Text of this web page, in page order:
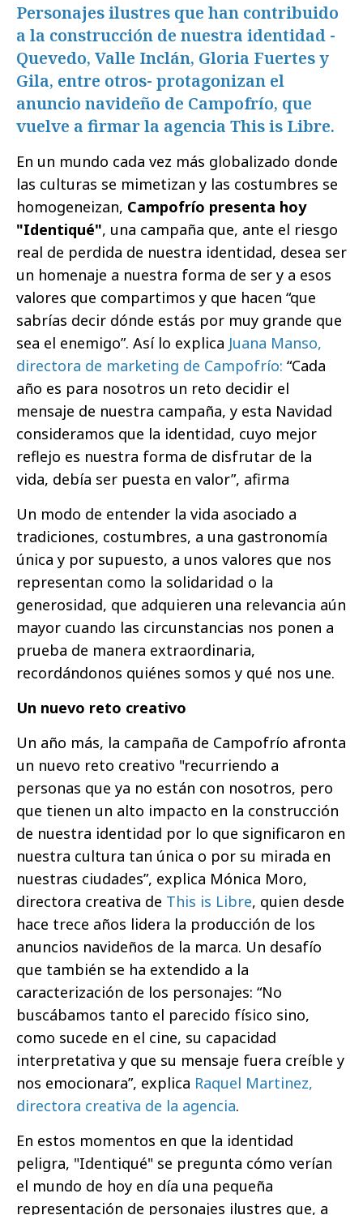
Personajes ilustres que han contribuido
a la construcción de nuestra identidad -
Quevedo, Valle Inclán, Gloria Fuertes y
Gila, entre otros- protagonizan el
anuncio navideño de Campofrío, que
vuelve a firmar la agencia This is Libre.
En un mundo cada vez más globalizado donde
las culturas se mimetizan y las costumbres se
homogeneizan, Campofrío presenta hoy
"Identiqué", una campaña que, ante el riesgo
real de perdida de nuestra identidad, desea ser
un homenaje a nuestra forma de ser y a esos
valores que compartimos y que hacen “que
sabrías decir dónde estás por muy grande que
sea el enemigo”. Así lo explica Juana Manso,
directora de marketing de Campofrío: “Cada
año es para nosotros un reto decidir el
mensaje de nuestra campaña, y esta Navidad
consideramos que la identidad, cuyo mejor
reflejo es nuestra forma de disfrutar de la
vida, debía ser puesta en valor”, afirma
Un modo de entender la vida asociado a
tradiciones, costumbres, a una gastronomía
única y por supuesto, a unos valores que nos
representan como la solidaridad o la
generosidad, que adquieren una relevancia aún
mayor cuando las circunstancias nos ponen a
prueba de manera extraordinaria,
recordándonos quiénes somos y qué nos une.
Un nuevo reto creativo
Un año más, la campaña de Campofrío afronta
un nuevo reto creativo "recurriendo a
personas que ya no están con nosotros, pero
que tienen un alto impacto en la construcción
de nuestra identidad por lo que significaron en
nuestra cultura tan única o por su mirada en
nuestras ciudades”, explica Mónica Moro,
directora creativa de This is Libre, quien desde
hace trece años lidera la producción de los
anuncios navideños de la marca. Un desafío
que también se ha extendido a la
caracterización de los personajes: “No
buscábamos tanto el parecido físico sino,
como sucede en el cine, su capacidad
interpretativa y que su mensaje fuera creíble y
nos emocionara”, explica Raquel Martinez,
directora creativa de la agencia.
En estos momentos en que la identidad
peligra, "Identiqué" se pregunta cómo verían
el mundo de hoy en día una pequeña
representación de personajes ilustres que, a